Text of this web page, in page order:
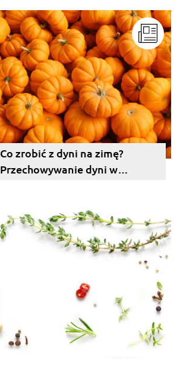
Co zrobić z dyni na zimę?
Przechowywanie dyni w